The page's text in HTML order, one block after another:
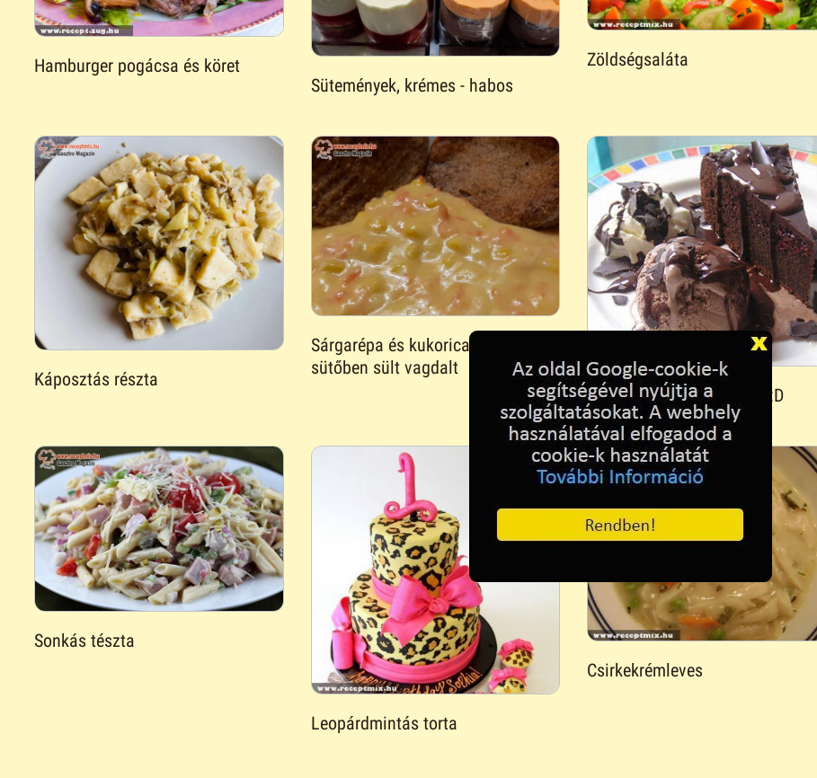
Hamburger pogácsa és köret
Sütemények, krémes - habos
Zöldségsaláta
Káposztás részta
Sárgarépa és kukorica főzelék,
sütőben sült vagdalt
Zoli szülinapi süteménye :D
Sonkás tészta
Leopárdmintás torta
Csirkekrémleves